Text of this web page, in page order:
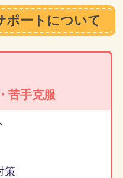
ポートについて
苦手克服
策